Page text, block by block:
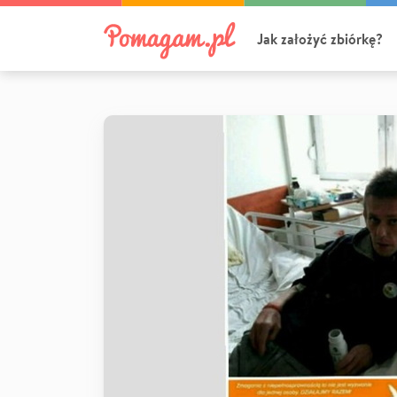
Jak założyć zbiórkę?